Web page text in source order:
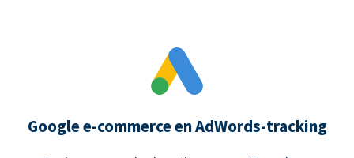
Google e-commerce en AdWords-tracking